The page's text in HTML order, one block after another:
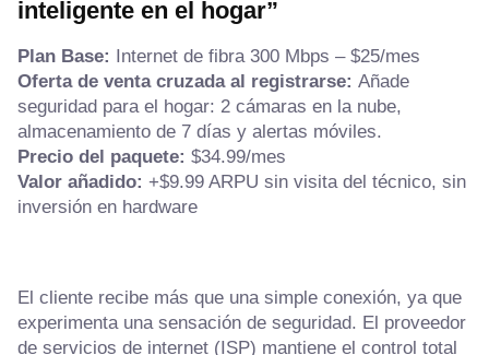
inteligente en el hogar”
Plan Base:
Internet de fibra 300 Mbps – $25/mes
Oferta de venta cruzada al registrarse: Añade
seguridad para el hogar: 2 cámaras en la nube,
almacenamiento de 7 días y alertas móviles.
Precio del paquete: $34.99/mes
Valor añadido: +$9.99 ARPU sin visita del técnico, sin
inversión en hardware
El cliente recibe más que una simple conexión, ya que
experimenta una sensación de seguridad. El proveedor
de servicios de internet (ISP) mantiene el control total